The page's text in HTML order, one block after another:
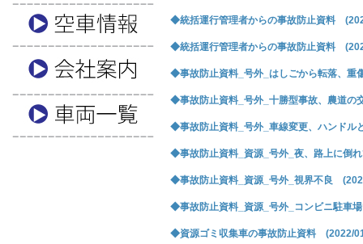
◆統括運行管理者からの事故防止資料
◆統括運行管理者からの事故防止資料
◆事故防止資料_号外_はしごから転落、
◆事故防止資料_号外_十勝型事故、農道
◆事故防止資料_号外_車線変更、ハンド
◆事故防止資料_資源_号外_夜、路上に倒
◆事故防止資料_資源_号外_視界不良
◆事故防止資料_資源_号外_コンビニ駐車
◆資源ゴミ収集車の事故防止資料 (2022/